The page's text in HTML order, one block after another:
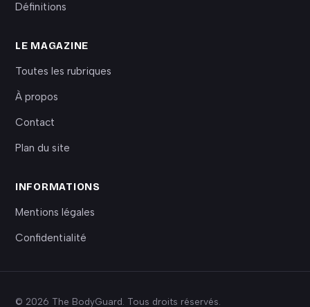
Définitions
LE MAGAZINE
Toutes les rubriques
À propos
Contact
Plan du site
INFORMATIONS
Mentions légales
Confidentialité
© 2026 The BodyGuard. Tous droits réservés.